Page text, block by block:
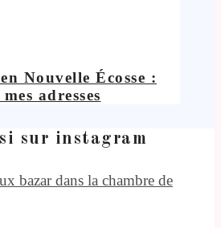
Nouvelle Écosse :
adresses
sur instagram
bazar dans la chambre de